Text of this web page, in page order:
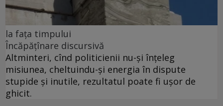
la fața timpului
Încăpățînare discursivă
Altminteri, cînd politicienii nu-și înțeleg
misiunea, cheltuindu-și energia în dispute
stupide și inutile, rezultatul poate fi ușor de
ghicit.